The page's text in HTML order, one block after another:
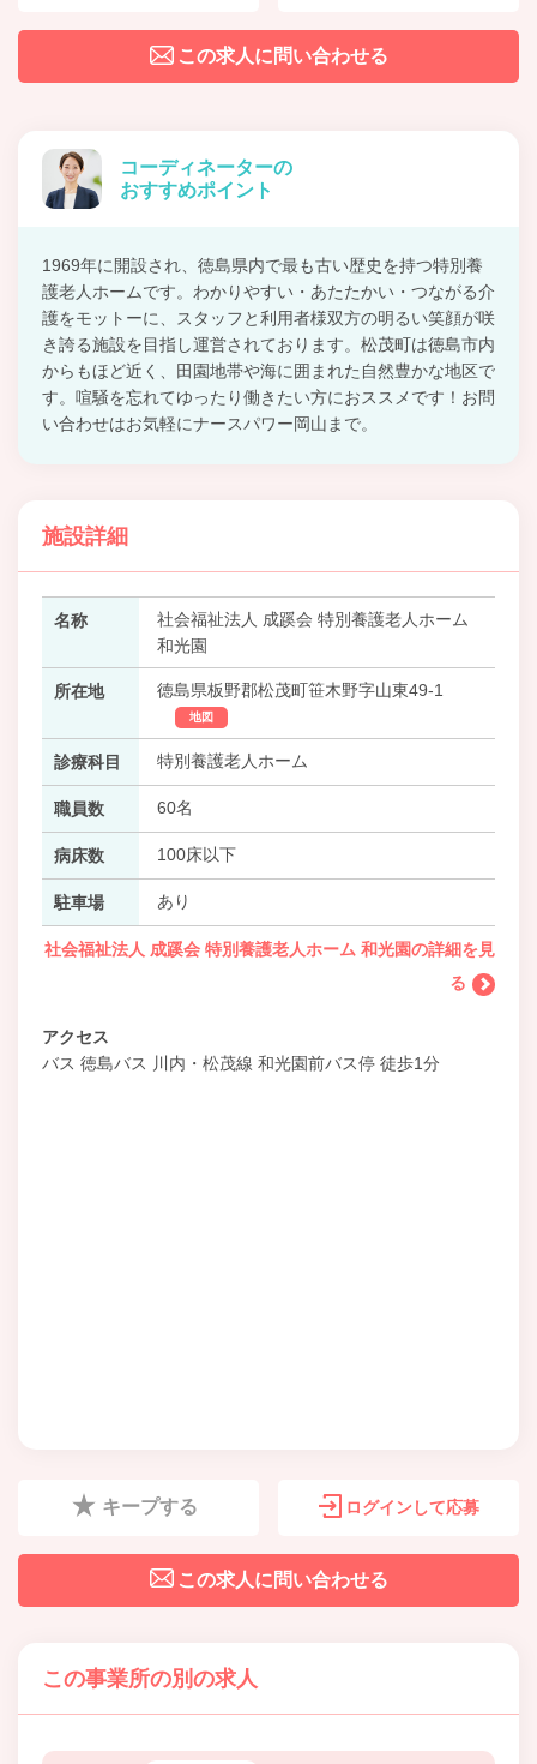
この求人に問い合わせる
コーディネーターの
おすすめポイント
1969年に開設され、徳島県内で最も古い歴史を持つ特別養
護老人ホームです。わかりやすい・あたたかい・つながる介
護をモットーに、スタッフと利用者様双方の明るい笑顔が咲
き誇る施設を目指し運営されております。松茂町は徳島市内
からもほど近く、田園地帯や海に囲まれた自然豊かな地区で
す。喧騒を忘れてゆったり働きたい方におススメです！お問
い合わせはお気軽にナースパワー岡山まで。
施設詳細
名称
社会福祉法人 成蹊会 特別養護老人ホーム
和光園
所在地 徳島県板野郡松茂町笹木野字山東49-1
地図
診療科目 特別養護老人ホーム
職員数 60名
病床数 100床以下
駐車場 あり
社会福祉法人 成蹊会 特別養護老人ホーム 和光園の詳細を見
る
アクセス
バス 徳島バス 川内・松茂線 和光園前バス停 徒歩1分
キープする ログインして応募
この求人に問い合わせる
この事業所の別の求人